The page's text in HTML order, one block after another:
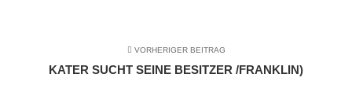
VORHERIGER BEITRAG
KATER SUCHT SEINE BESITZER /FRANKLIN)